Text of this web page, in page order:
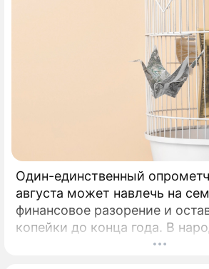
Один-единственный
августа может навлечь на
финансовое разорение и
копейки до конца года. В
календаре 10 августа 2026